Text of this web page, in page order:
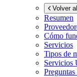
Volver
Resumen
Cómo
Servicios
Tipos de
Servicios